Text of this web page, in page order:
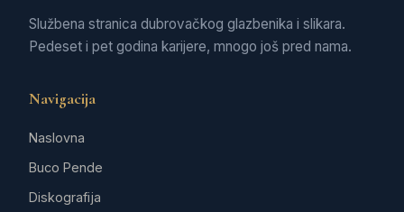
Službena stranica dubrovačkog glazbenika i slikara.
Pedeset i pet godina karijere, mnogo još pred nama.
Navigacija
Naslovna
Buco Pende
Diskografija